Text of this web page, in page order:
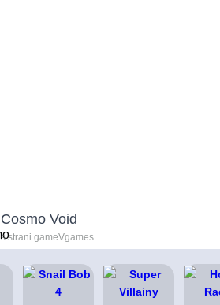
Cosmo Void
s strani gameVgames